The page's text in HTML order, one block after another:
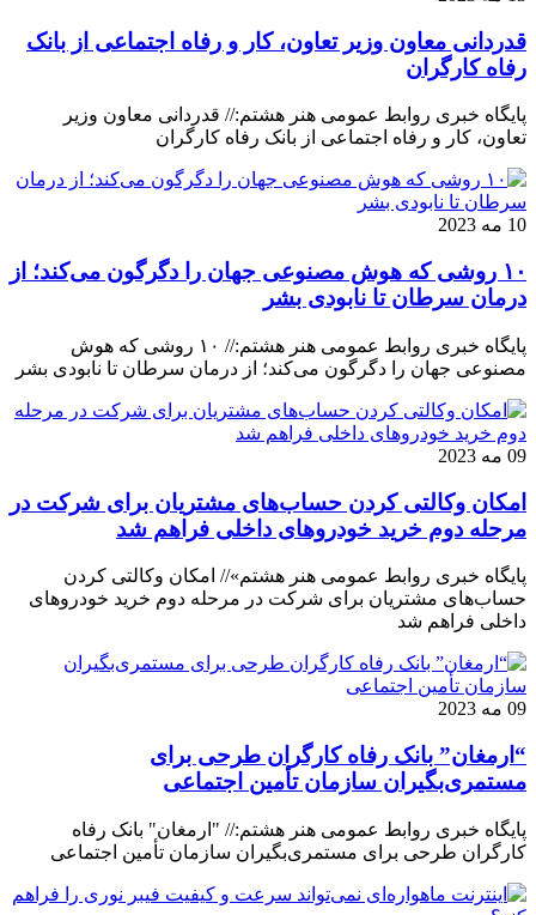
قدردانی معاون وزیر تعاون، کار و رفاه اجتماعی از بانک
رفاه کارگران
پایگاه خبری روابط عمومی هنر هشتم:// قدردانی معاون وزیر
تعاون، کار و رفاه اجتماعی از بانک رفاه کارگران
10 مه 2023
۱۰ روشی که هوش مصنوعی جهان را دگرگون می‌کند؛ از
درمان سرطان تا نابودی بشر
پایگاه خبری روابط عمومی هنر هشتم:// ۱۰ روشی که هوش
مصنوعی جهان را دگرگون می‌کند؛ از درمان سرطان تا نابودی بشر
09 مه 2023
امکان وکالتی کردن حساب‌های مشتریان برای شرکت در
مرحله دوم خرید خودروهای داخلی فراهم شد
پایگاه خبری روابط عمومی هنر هشتم»// امکان وکالتی کردن
حساب‌های مشتریان برای شرکت در مرحله دوم خرید خودروهای
داخلی فراهم شد
09 مه 2023
“ارمغان” بانک رفاه کارگران طرحی برای
مستمری‌بگیران سازمان تأمین اجتماعی
پایگاه خبری روابط عمومی هنر هشتم:// "ارمغان" بانک رفاه
کارگران طرحی برای مستمری‌بگیران سازمان تأمین اجتماعی